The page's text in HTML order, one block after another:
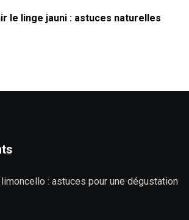
le linge jauni : astuces naturelles
: astuces pour une dégustation